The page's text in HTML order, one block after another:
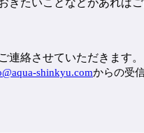
連絡させていただきます。
shinkyu.comからの受